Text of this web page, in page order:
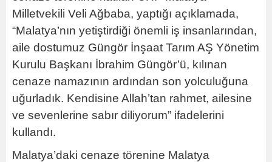
Milletvekili Veli Ağbaba, yaptığı açıklamada,
“Malatya’nın yetiştirdiği önemli iş insanlarından,
aile dostumuz Güngör İnşaat Tarım AŞ Yönetim
Kurulu Başkanı İbrahim Güngör’ü, kılınan
cenaze namazının ardından son yolculuğuna
uğurladık. Kendisine Allah’tan rahmet, ailesine
ve sevenlerine sabır diliyorum” ifadelerini
kullandı.
Malatya’daki cenaze törenine Malatya